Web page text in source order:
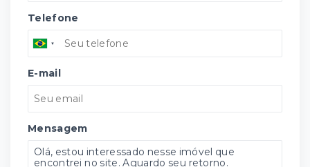
Telefone
E-mail
Mensagem